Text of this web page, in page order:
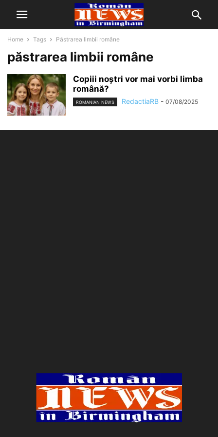
Home Tags Păstrarea limbii române
păstrarea limbii române
Copiii noștri vor mai vorbi limba
română?
ROMANIAN NEWS RedactiaRB - 07/08/2025